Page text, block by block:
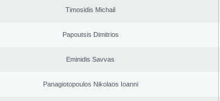
Timosidis Michail
Papoutsis Dimitrios
Eminidis Savvas
Panagiotopoulos Nikolaos Ioanni